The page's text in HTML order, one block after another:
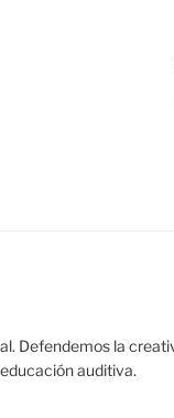
Defendemos la
auditiva.